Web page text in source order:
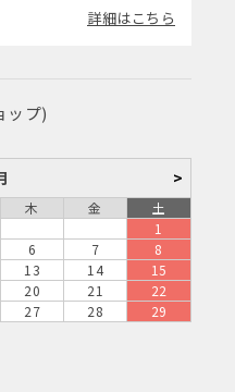
詳細はこちら
ップ)
>
木 金
土
1
6 7
8
13 14
15
20 21
22
27 28
29